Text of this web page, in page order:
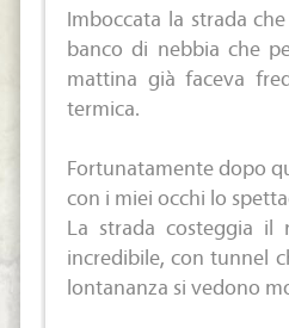
Imboccata la strada
banco di nebbia che
mattina già faceva
termica.
Fortunatamente dopo
con i miei occhi lo
La strada costeggia il
incredibile, con tunnel
lontananza si vedono